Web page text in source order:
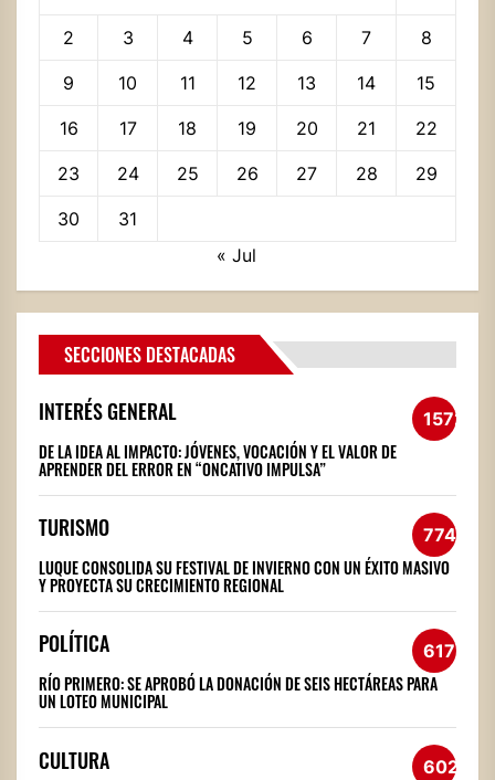
2 3 4 5 6 7 8
9 10 11 12 13 14 15
16 17 18 19 20 21 22
23 24 25 26 27 28 29
30
31
« Jul
SECCIONES DESTACADAS
INTERÉS GENERAL 1572
DE LA IDEA AL IMPACTO: JÓVENES, VOCACIÓN Y EL VALOR DE
APRENDER DEL ERROR EN “ONCATIVO IMPULSA”
TURISMO 774
LUQUE CONSOLIDA SU FESTIVAL DE INVIERNO CON UN ÉXITO MASIVO
Y PROYECTA SU CRECIMIENTO REGIONAL
POLÍTICA 617
RÍO PRIMERO: SE APROBÓ LA DONACIÓN DE SEIS HECTÁREAS PARA
UN LOTEO MUNICIPAL
CULTURA 602